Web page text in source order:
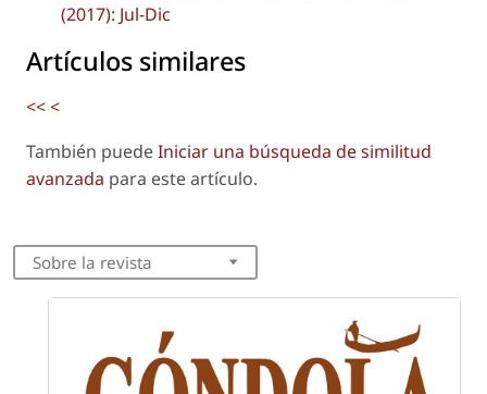
(2017): Jul-Dic
Artículos similares
<<<
También puedeIniciar una búsqueda de similitud
avanzada para este artículo.
Sobre la revista